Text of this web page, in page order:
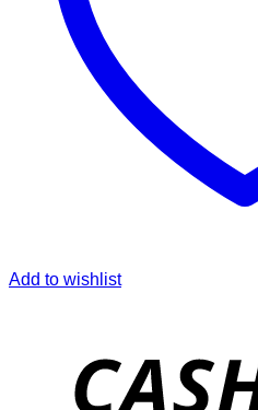
Add to wishlist